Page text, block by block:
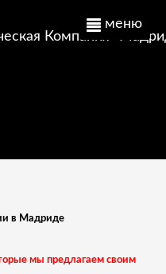
меню
в Мадриде
мы предлагаем своим